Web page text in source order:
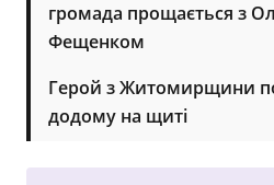
громада прощається з
Фещенком
Герой з Житомирщини
додому на щиті